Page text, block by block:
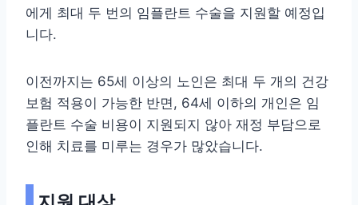
에게 최대 두 번의 임플란트 수술을 지원할 예정입
니다.
이전까지는 65세 이상의 노인은 최대 두 개의 건강
보험 적용이 가능한 반면, 64세 이하의 개인은 임
플란트 수술 비용이 지원되지 않아 재정 부담으로
인해 치료를 미루는 경우가 많았습니다.